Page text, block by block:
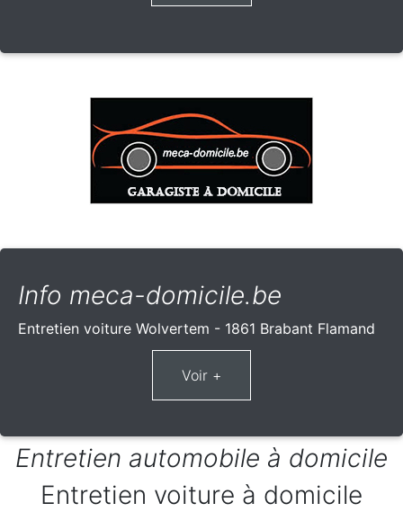
Info meca-domicile.be
Entretien voiture Wolvertem - 1861 Brabant Flamand
Entretien automobile à domicile
Entretien voiture à domicile